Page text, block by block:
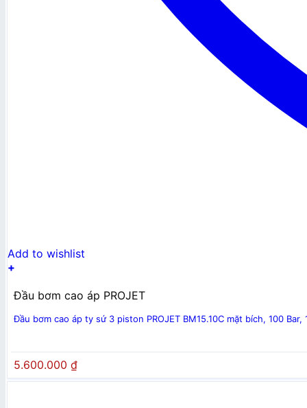
Add to wishlist
+
Đầu bơm cao áp PROJET
Đầu bơm cao áp ty sứ 3 piston PROJET BM15.10C mặt bích, 100
5.600.000 ₫